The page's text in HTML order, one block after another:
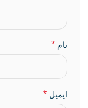
نام *
ایمیل *